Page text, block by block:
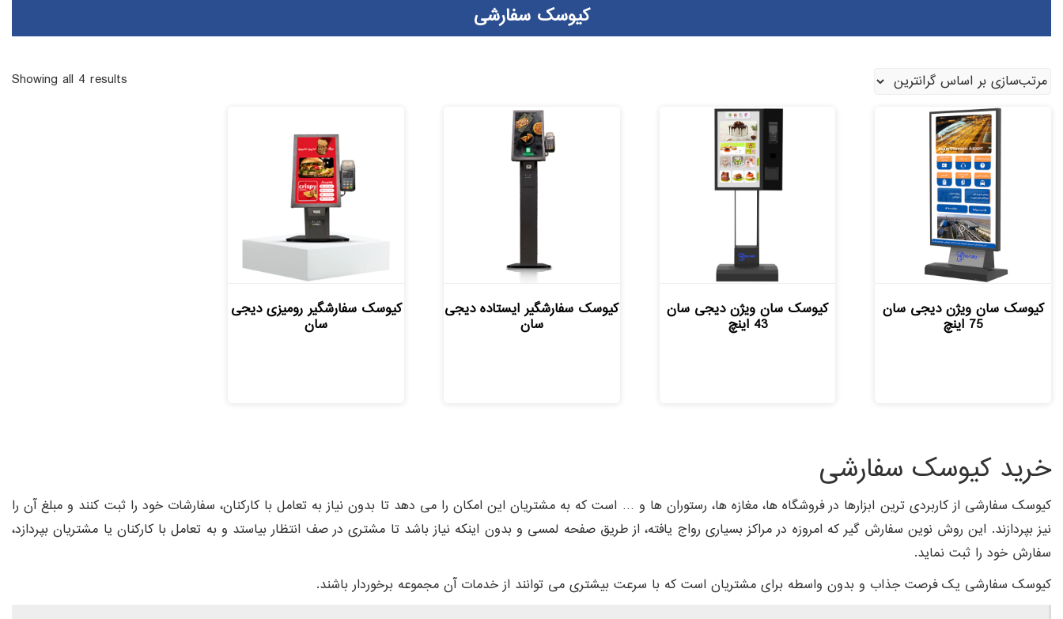
کیوسک سفارشی
Showing all 4 results
کیوسک سان ویژن دیجی سان
75 اینچ
کیوسک سان ویژن دیجی سان
43 اینچ
کیوسک سفارشگیر ایستاده دیجی
سان
کیوسک سفارشگیر رومیزی دیجی
سان
خرید کیوسک سفارشی
کیوسک سفارشی از کاربردی ترین ابزارها در فروشگاه ها، مغازه ها، رستوران ها و … است که به مشتریان این امکان را می دهد تا بدون نیاز به تعامل با کارکنان، سفارشات خود را ثبت کنند و مبلغ آن را
نیز بپردازند. این روش نوین سفارش گیر که امروزه در مراکز بسیاری رواج یافته، از طریق صفحه لمسی و بدون اینکه نیاز باشد تا مشتری در صف انتظار بیاستد و به تعامل با کارکنان یا مشتریان بپردازد،
سفارش خود را ثبت نماید.
کیوسک سفارشی یک فرصت جذاب و بدون واسطه برای مشتریان است که با سرعت بیشتری می توانند از خدمات آن مجموعه برخوردار باشند.